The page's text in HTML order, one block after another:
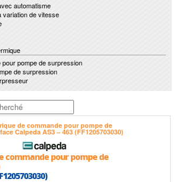
automatisme
variation de vitesse
pour pompe de surpression
de surpression
commande pour pompe de